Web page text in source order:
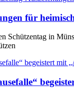
für
Schützentag in